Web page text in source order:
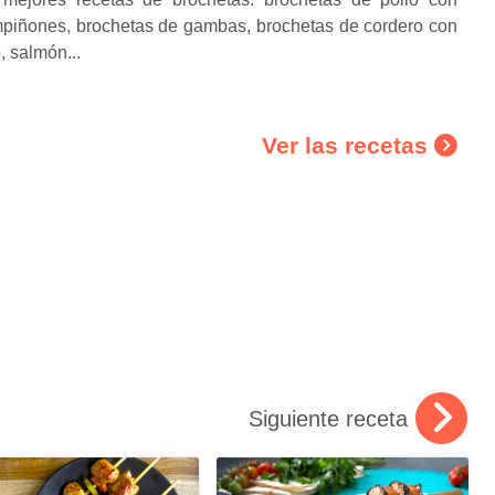
brochetas de gambas, brochetas de cordero con
salmón...
Ver las recetas
Siguiente receta